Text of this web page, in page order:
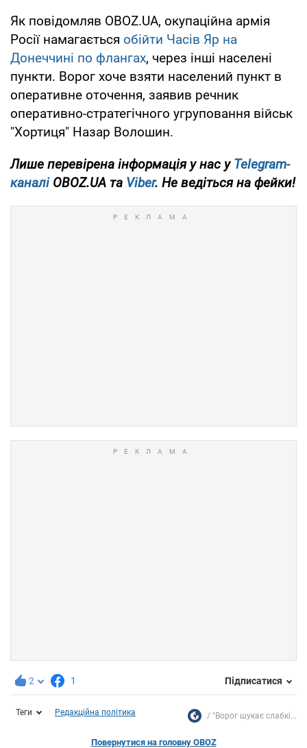
Як повідомляв OBOZ.UA, окупаційна армія
Росії намагається обійти Часів Яр на
Донеччині по флангах, через інші населені
пункти. Ворог хоче взяти населений пункт в
оперативне оточення, заявив речник
оперативно-стратегічного угруповання військ
"Хортиця" Назар Волошин.
Лише перевірена інформація у нас уTelegram-
каналіOBOZ.UA та Viber. Не ведіться на фейки!
2 1 Підписатися
Теги Редакційна політика "Ворог шукає слабкі...
Повернутися на головну OBOZ